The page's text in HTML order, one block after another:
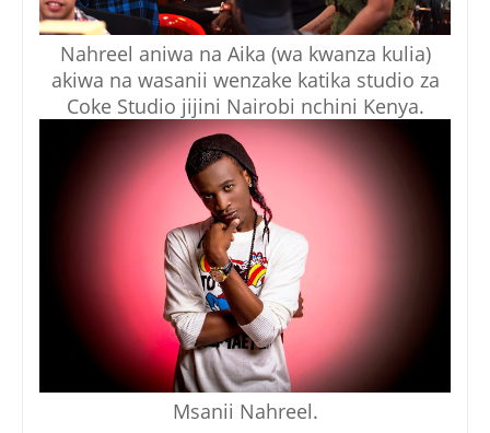
Nahreel aniwa na Aika (wa kwanza kulia)
akiwa na wasanii wenzake katika studio za
Coke Studio jijini Nairobi nchini Kenya.
Msanii Nahreel.